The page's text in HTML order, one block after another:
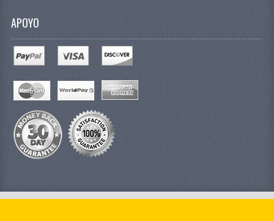
APOYO